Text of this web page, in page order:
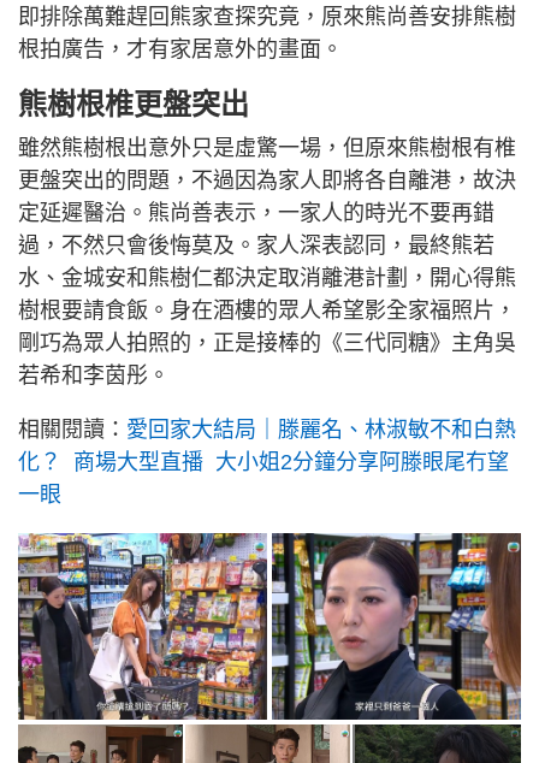
即排除萬難趕回熊家查探究竟，原來熊尚善安排熊樹
根拍廣告，才有家居意外的畫面。
熊樹根椎更盤突出
雖然熊樹根出意外只是虛驚一場，但原來熊樹根有椎
更盤突出的問題，不過因為家人即將各自離港，故決
定延遲醫治。熊尚善表示，一家人的時光不要再錯
過，不然只會後悔莫及。家人深表認同，最終熊若
水、金城安和熊樹仁都決定取消離港計劃，開心得熊
樹根要請食飯。身在酒樓的眾人希望影全家福照片，
剛巧為眾人拍照的，正是接棒的《三代同糖》主角吳
若希和李茵彤。
相關閱讀： 愛回家大結局｜滕麗名、林淑敏不和白熱
化？ 商場大型直播 大小姐2分鐘分享阿滕眼尾冇望
一眼